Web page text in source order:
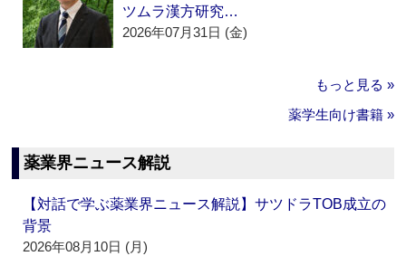
ツムラ漢方研究…
2026年07月31日 (金)
もっと見る »
薬学生向け書籍 »
薬業界ニュース解説
【対話で学ぶ薬業界ニュース解説】サツドラTOB成立の
背景
2026年08月10日 (月)